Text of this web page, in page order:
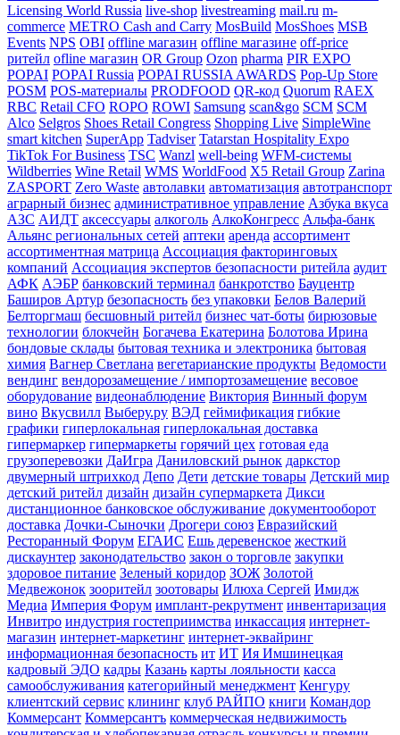
Licensing World Russia live-shop livestreaming mail.ru m-
commerce METRO Cash and Carry MosBuild MosShoes MSB
Events NPS OBI offline магазин offline магазине off-price
ритейл ofline магазин OR Group Ozon pharma PIR EXPO
POPAI POPAI Russia POPAI RUSSIA AWARDS Pop-Up Store
POSM POS-материалы PRODFOOD QR-код Quorum RAEX
RBC Retail CFO ROPO ROWI Samsung scan&go SCM SCM
Alco Selgros Shoes Retail Congress Shopping Live SimpleWine
smart kitchen SuperApp Tadviser Tatarstan Hospitality Expo
TikTok For Business TSC Wanzl well-being WFM-системы
Wildberries Wine Retail WMS WorldFood X5 Retail Group Zarina
ZASPORT Zero Waste автолавки автоматизация автотранспорт
аграрный бизнес административное управление Азбука вкуса
АЗС АИДТ аксессуары алкоголь АлкоКонгресс Альфа-банк
Альянс региональных сетей аптеки аренда ассортимент
ассортиментная матрица Ассоциация факторинговых
компаний Ассоциация экспертов безопасности ритейла аудит
АФК АЭБР банковский терминал банкротство Бауцентр
Баширов Артур безопасность без упаковки Белов Валерий
Белторгмаш бесшовный ритейл бизнес чат-боты бирюзовые
технологии блокчейн Богачева Екатерина Болотова Ирина
бондовые склады бытовая техника и электроника бытовая
химия Вагнер Светлана вегетарианские продукты Ведомости
вендинг вендорозамещение / импортозамещение весовое
оборудование видеонаблюдение Виктория Винный форум
вино Вкусвилл Выберу.ру ВЭД геймификация гибкие
графики гиперлокальная гиперлокальная доставка
гипермаркер гипермаркеты горячий цех готовая еда
грузоперевозки ДаИгра Даниловский рынок даркстор
двумерный штрихкод Депо Дети детские товары Детский мир
детский ритейл дизайн дизайн супермаркета Дикси
дистанционное банковское обслуживание документооборот
доставка Дочки-Сыночки Дрогери союз Евразийский
Ресторанный Форум ЕГАИС Ешь деревенское жесткий
дискаунтер законодательство закон о торговле закупки
здоровое питание Зеленый коридор ЗОЖ Золотой
Медвежонок зооритейл зоотовары Илюха Сергей Имидж
Медиа Империя Форум имплант-рекрутмент инвентаризация
Инвитро индустрия гостеприимства инкассация интернет-
магазин интернет-маркетинг интернет-эквайринг
информационная безопасность ит ИТ Ия Имшинецкая
кадровый ЭДО кадры Казань карты лояльности касса
самообслуживания категорийный менеджмент Кенгуру
клиентский сервис клининг клуб РАЙПО книги Командор
Коммерсант Коммерсантъ коммерческая недвижимость